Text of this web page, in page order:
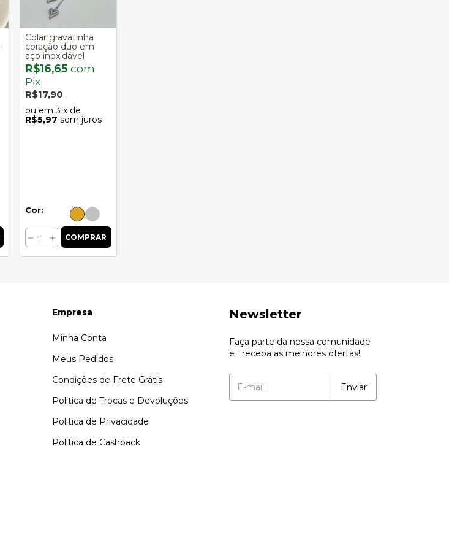
Colar gravatinha
coração duo em
aço inoxidável
R$16,65com
Pix
R$17,90
3 x de
R$5,97 sem juros
Cor:
Empresa
Minha Conta
Meus Pedidos
Condições de Frete Grátis
Politica de Trocas e Devoluções
Politica de Privacidade
Politica de Cashback
Newsletter
Faça parte da nossa comunidade
e receba as melhores ofertas!